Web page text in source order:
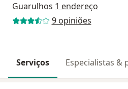
Guarulhos 1 endereço
9 opiniões
Serviços Especialistas &